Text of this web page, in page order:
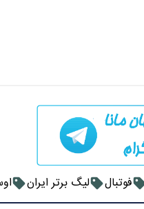
فوتبال لیگ برتر ایران